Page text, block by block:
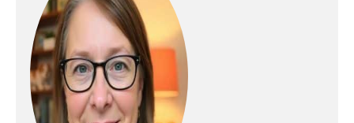
de votre chiot
pendant la conduite.
Siège auto pour petit
chien : 52,1 cm (L) x
52,1 cm (l) x 39,9 cm
(H). Le siège auto
pour animaux de